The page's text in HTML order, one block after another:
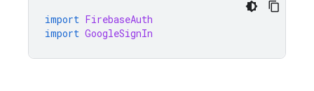
import FirebaseAuth
import GoogleSignIn